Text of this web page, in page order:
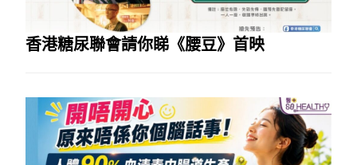
香港糖尿聯會請你睇《腰豆》首映